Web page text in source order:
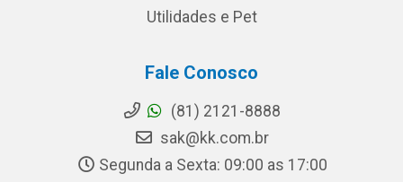
Utilidades e Pet
Fale Conosco
(81) 2121-8888
sak@kk.com.br
Segunda a Sexta: 09:00 as 17:00